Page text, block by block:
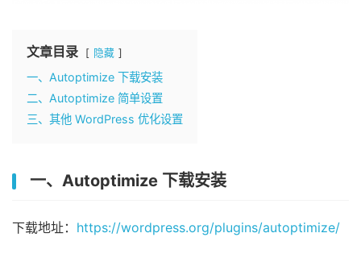
文章目录 隐藏
一、Autoptimize 下载安装
二、Autoptimize 简单设置
三、其他 WordPress 优化设置
一、Autoptimize 下载安装
下载地址： https://wordpress.org/plugins/autoptimize/